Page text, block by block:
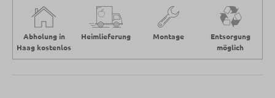
Abholung in
Haag kostenlos
Heimlieferung Montage
Entsorgung
möglich